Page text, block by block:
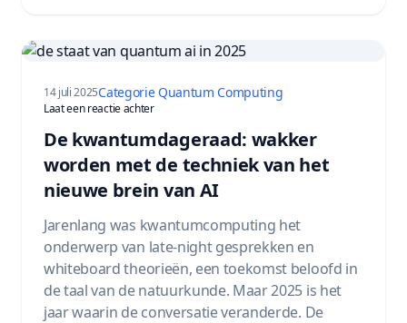
14 juli 2025Categorie Quantum Computing
Laat een reactie achterop The Quantum Dawn: Waking Up to the
De kwantumdageraad: wakker
worden met de techniek van het
nieuwe brein van AI
Jarenlang was kwantumcomputing het
onderwerp van late-night gesprekken en
whiteboard theorieën, een toekomst beloofd in
de taal van de natuurkunde. Maar 2025 is het
jaar waarin de conversatie veranderde. De